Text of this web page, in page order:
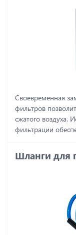
Своевременная
фильтров
сжатого воздуха.
фильтрации
Шланги для